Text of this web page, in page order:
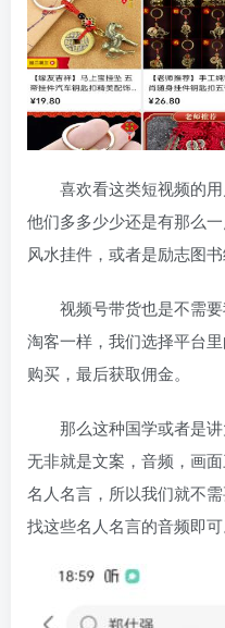
喜欢看这类短视频的
他们多多少少还是有那么
风水挂件，或者是励志图书
视频号带货也是不需
淘客一样，我们选择平台
购买，最后获取佣金。
那么这种国学或者是
无非就是文案，音频，画
名人名言，所以我们就不
找这些名人名言的音频即可